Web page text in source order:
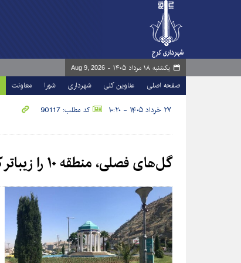
یکشنبه ۱۸ مرداد ۱۴۰۵ - Aug 9, 2026
صفحه اصلی عناوین کلی شهرداری شورا معاونت
۲۷ خرداد ۱۴۰۵ - ۱۰:۲۰ کد مطلب: 90117
گل‌های فصلی، منطقه ۱۰ را زیباتر کردند